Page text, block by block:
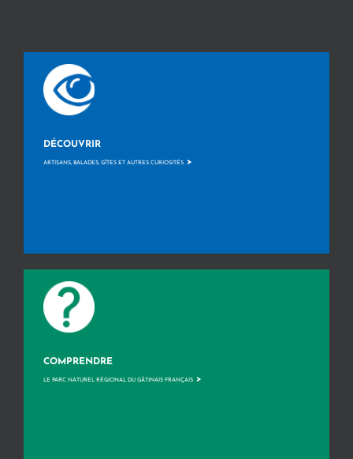
DÉCOUVRIR
ARTISANS, BALADES, GÎTES ET AUTRES CURIOSITÉS >
COMPRENDRE
LE PARC NATUREL RÉGIONAL DU GÂTINAIS FRANÇAIS >